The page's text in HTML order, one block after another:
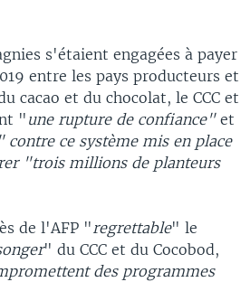
s'étaient engagées à payer
entre les pays producteurs et
cacao et du chocolat, le CCC et
" une rupture de confiance" et
contre ce système mis en place
"trois millions de planteurs
de l'AFP " regrettable" le
" du CCC et du Cocobod,
des programmes